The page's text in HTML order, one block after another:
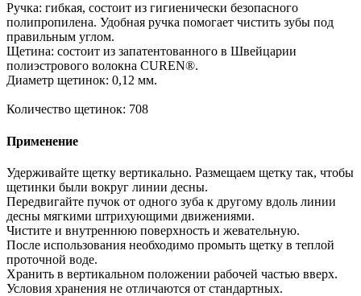
Ручка: гибкая, состоит из гигиенически безопасного
полипропилена. Удобная ручка помогает чистить зубы под
правильным углом.
Щетина: состоит из запатентованного в Швейцарии
полиэстрового волокна CUREN®.
Диаметр щетинок: 0,12 мм.
Количество щетинок: 708
Применение
Удерживайте щетку вертикально. Размещаем щетку так, чтобы
щетинки были вокруг линии десны.
Передвигайте пучок от одного зуба к другому вдоль линии
десны мягкими штрихующими движениями.
Чистите и внутреннюю поверхность и жевательную.
После использования необходимо промыть щетку в теплой
проточной воде.
Хранить в вертикальном положении рабочей частью вверх.
Условия хранения не отличаются от стандартных.